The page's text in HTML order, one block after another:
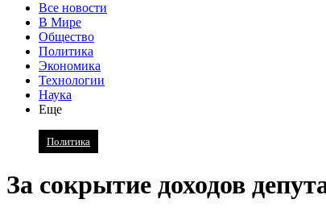
Все новости
В Мире
Общество
Политика
Экономика
Технологии
Наука
Еще
Политика
За сокрытие доходов